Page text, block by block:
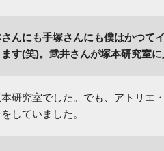
んにも手塚さんにも僕はかつて
す(笑)。武井さんが塚本研究室
研究室でした。でも、アトリエ
していました。